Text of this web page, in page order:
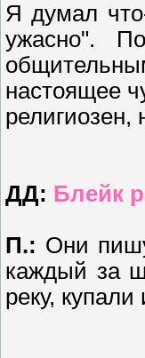
Я думал
ужасно".
настоящее
религиозен,
ДД: Блейк
П.: Они
каждый за
реку,